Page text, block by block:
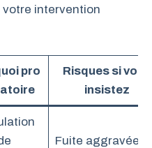
votre intervention
pro
Risques si vous
insistez
Fuite aggravée,